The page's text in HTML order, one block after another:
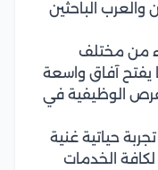
والعرب الباحثين
من مختلف
يفتح آفاق واسعة
الوظيفية في
حياتية غنية
الخدمات